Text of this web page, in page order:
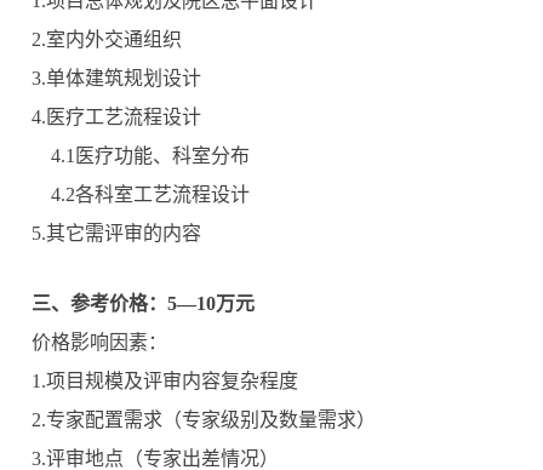
2.室内外交通组织
3.单体建筑规划设计
4.医疗工艺流程设计
4.1医疗功能、科室分布
4.2各科室工艺流程设计
5.其它需评审的内容
三、参考价格：5—10万元
价格影响因素：
1.项目规模及评审内容复杂程度
2.专家配置需求（专家级别及数量需求）
3.评审地点（专家出差情况）